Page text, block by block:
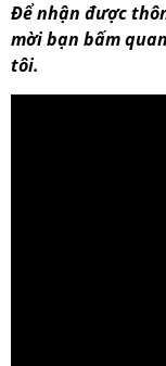
Để nhận được
mời bạn bấm
tôi.